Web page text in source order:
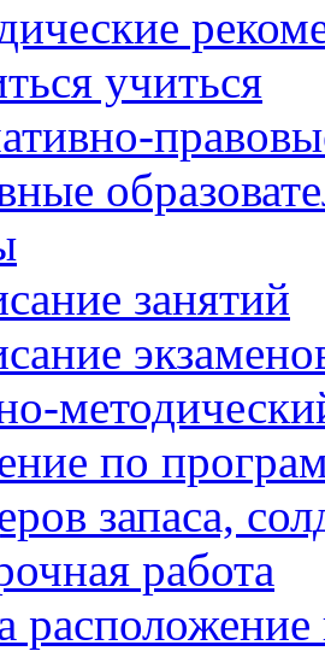
учиться
занятий
по
запаса,
работа
расположение